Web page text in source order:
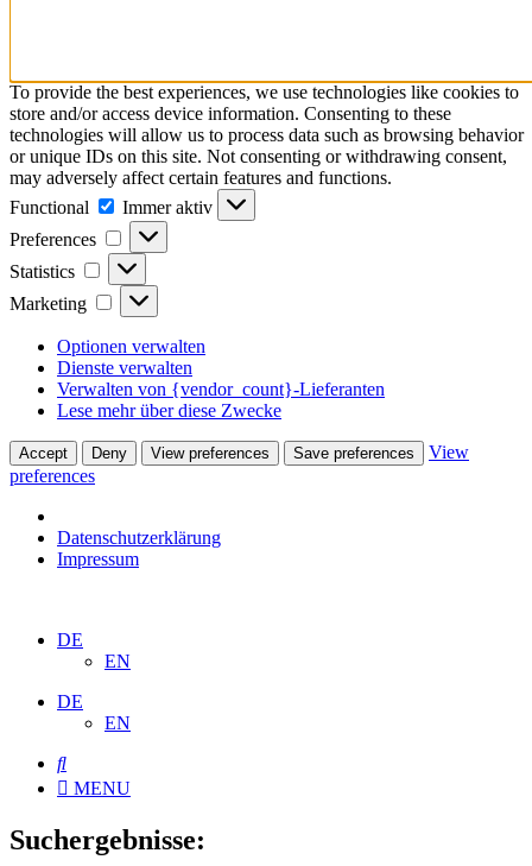
To provide the best experiences, we use technologies like cookies to
store and/or access device information. Consenting to these
technologies will allow us to process data such as browsing behavior
or unique IDs on this site. Not consenting or withdrawing consent,
may adversely affect certain features and functions.
Functional
Functional
Immer aktiv
Preferences
Preferences
Statistics Statistics
Marketing Marketing
Optionen verwalten
Dienste verwalten
Verwalten von {vendor_count}-Lieferanten
Lese mehr über diese Zwecke
Accept Deny View preferences Save preferences
View
preferences
Datenschutzerklärung
Impressum
DE
EN
DE
EN
MENU
Suchergebnisse: